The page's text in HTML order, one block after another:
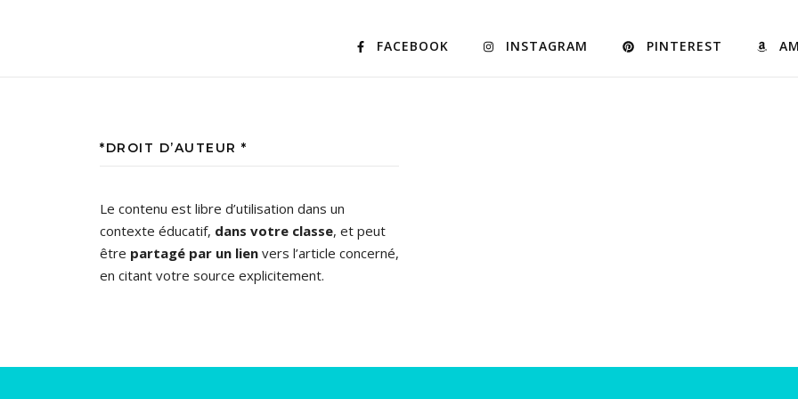
FACEBOOK INSTAGRAM PINTEREST
*DROIT D’AUTEUR *
Le contenu est libre d’utilisation dans un
contexte éducatif, dans votre classe, et peut
être partagé par un lien vers l’article concerné,
en citant votre source explicitement.